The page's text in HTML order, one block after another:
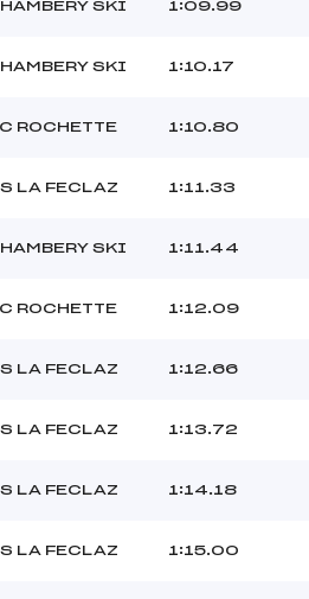
SKI 1:09.99
SKI 1:10.17
ROCHETTE 1:10.80
LA FECLAZ 1:11.33
SKI 1:11.44
ROCHETTE 1:12.09
LA FECLAZ 1:12.66
LA FECLAZ 1:13.72
LA FECLAZ 1:14.18
LA FECLAZ 1:15.00